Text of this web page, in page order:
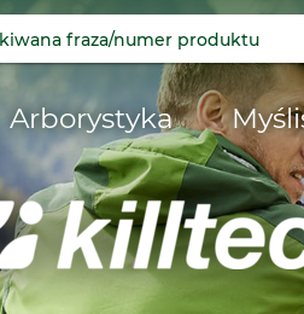
Arborystyka